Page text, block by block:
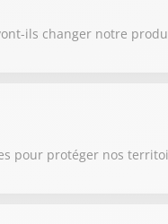
ils changer notre
pour protéger nos